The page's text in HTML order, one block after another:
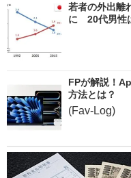
若者の外出離
に 20代男性
FPが解説！
方法とは？
(Fav-Log)